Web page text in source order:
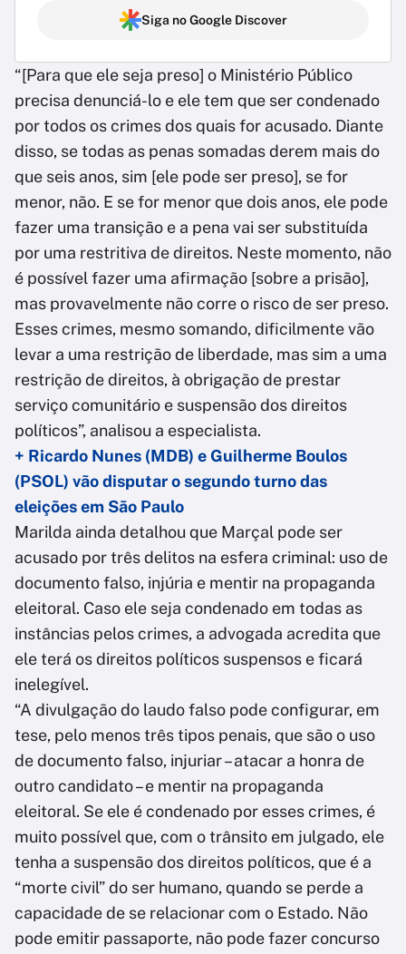
Siga no Google Discover
“[Para que ele seja preso] o Ministério Público
precisa denunciá-lo e ele tem que ser condenado
por todos os crimes dos quais for acusado. Diante
disso, se todas as penas somadas derem mais do
que seis anos, sim [ele pode ser preso], se for
menor, não. E se for menor que dois anos, ele pode
fazer uma transição e a pena vai ser substituída
por uma restritiva de direitos. Neste momento, não
é possível fazer uma afirmação [sobre a prisão],
mas provavelmente não corre o risco de ser preso.
Esses crimes, mesmo somando, dificilmente vão
levar a uma restrição de liberdade, mas sim a uma
restrição de direitos, à obrigação de prestar
serviço comunitário e suspensão dos direitos
políticos”, analisou a especialista.
+ Ricardo Nunes (MDB) e Guilherme Boulos
(PSOL) vão disputar o segundo turno das
eleições em São Paulo
Marilda ainda detalhou que Marçal pode ser
acusado por três delitos na esfera criminal: uso de
documento falso, injúria e mentir na propaganda
eleitoral. Caso ele seja condenado em todas as
instâncias pelos crimes, a advogada acredita que
ele terá os direitos políticos suspensos e ficará
inelegível.
“A divulgação do laudo falso pode configurar, em
tese, pelo menos três tipos penais, que são o uso
de documento falso, injuriar – atacar a honra de
outro candidato – e mentir na propaganda
eleitoral. Se ele é condenado por esses crimes, é
muito possível que, com o trânsito em julgado, ele
tenha a suspensão dos direitos políticos, que é a
“morte civil” do ser humano, quando se perde a
capacidade de se relacionar com o Estado. Não
pode emitir passaporte, não pode fazer concurso